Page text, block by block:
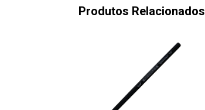
Produtos Relacionados